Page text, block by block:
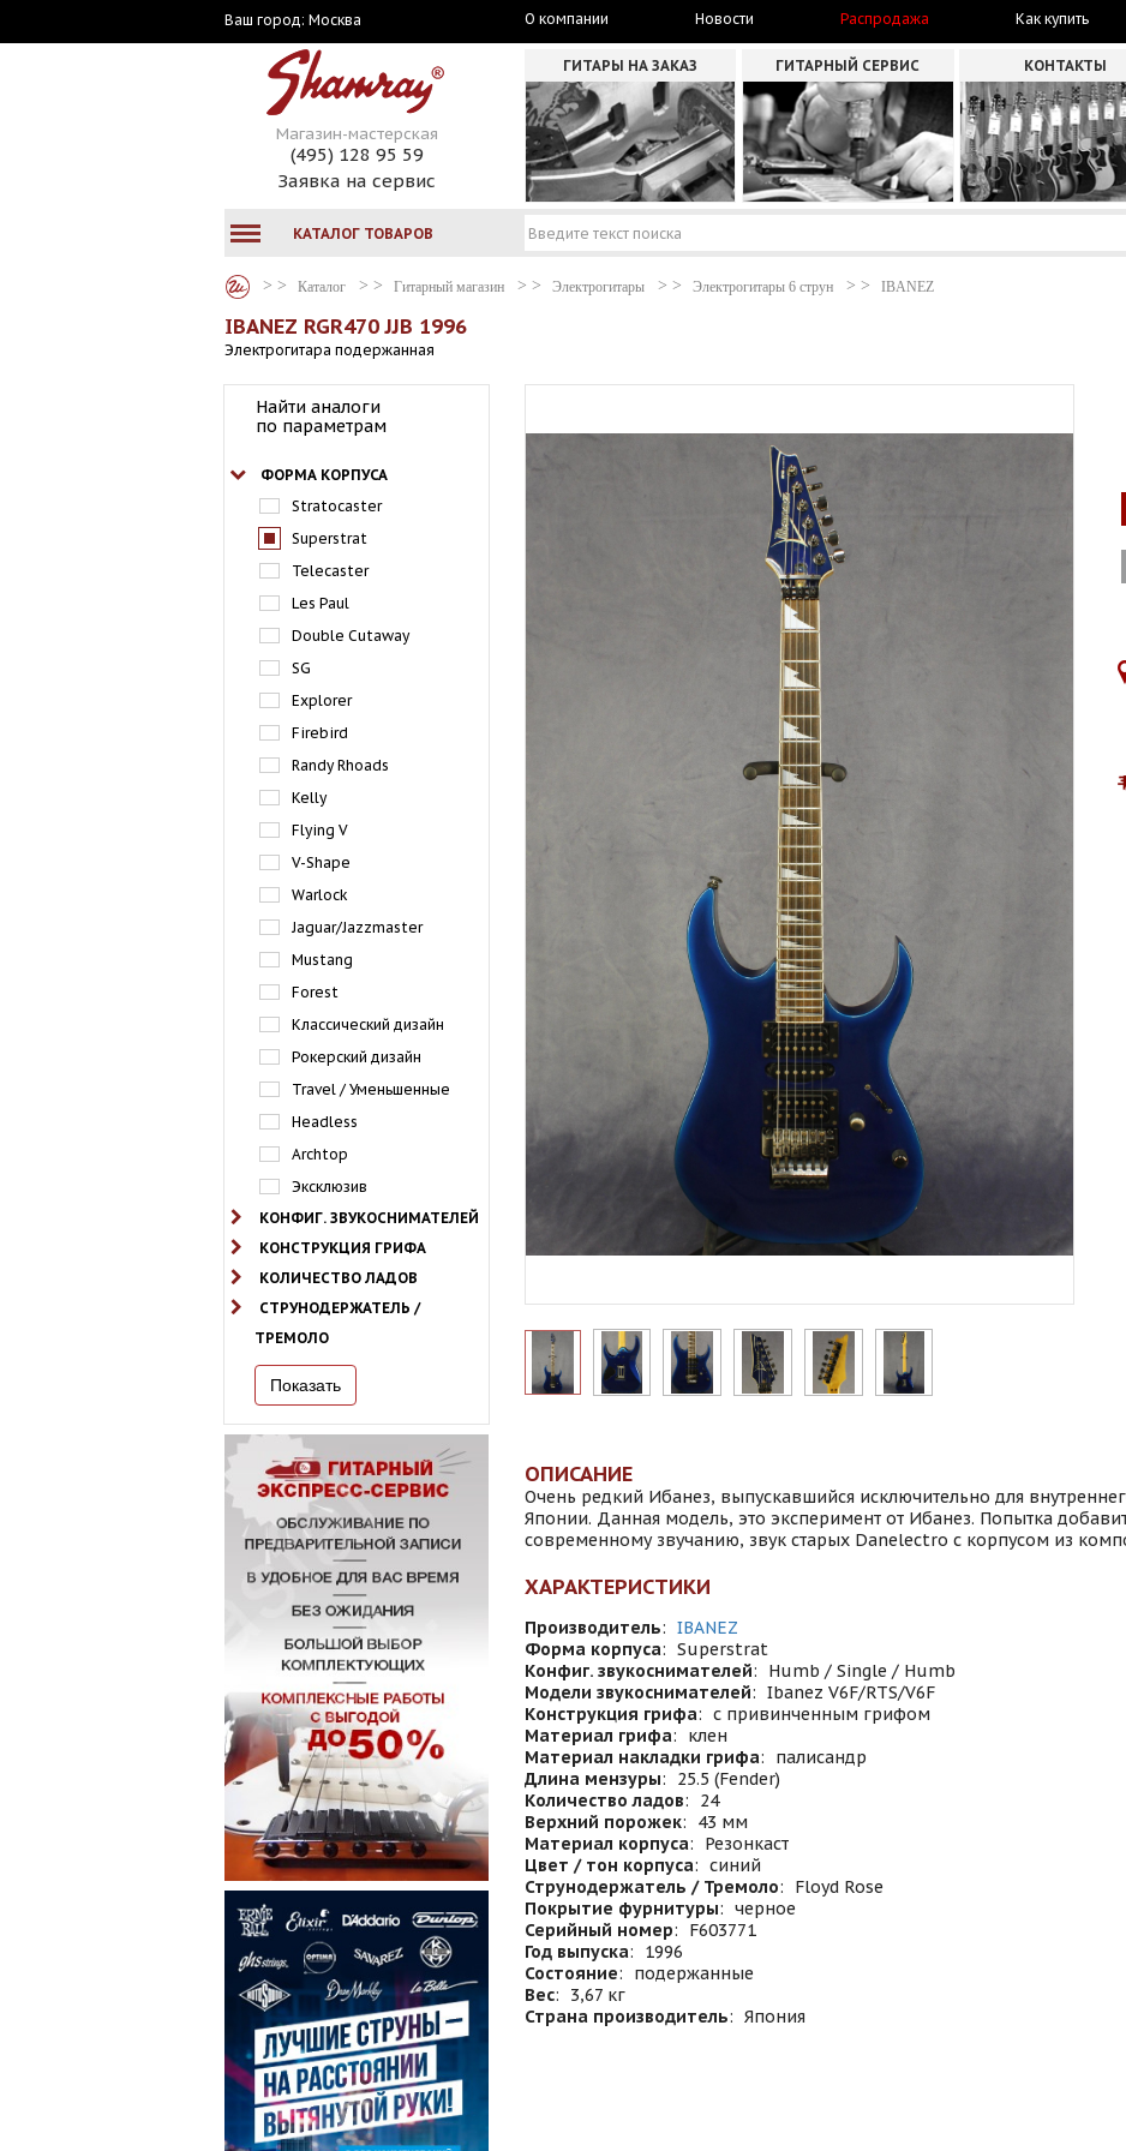
Ваш город: Москва О компании Новости Распродажа Как купить
Магазин-мастерская
(495) 128 95 59
Заявка на сервис
ГИТАРЫ НА ЗАКАЗ ГИТАРНЫЙ СЕРВИС КОНТАКТЫ
КАТАЛОГ ТОВАРОВ
Каталог Гитарный магазин Электрогитары Электрогитары 6 струн IBANEZ
IBANEZ RGR470 JJB 1996
Электрогитара подержанная
Найти аналоги
по параметрам
ФОРМА КОРПУСА
Stratocaster
Superstrat
Telecaster
Les Paul
Double Cutaway
SG
Explorer
Firebird
Randy Rhoads
Kelly
Flying V
V-Shape
Warlock
Jaguar/Jazzmaster
Mustang
Forest
Классический дизайн
Рокерский дизайн
Travel / Уменьшенные
Headless
Archtop
Эксклюзив
КОНФИГ. ЗВУКОСНИМАТЕЛЕЙ
КОНСТРУКЦИЯ ГРИФА
КОЛИЧЕСТВО ЛАДОВ
СТРУНОДЕРЖАТЕЛЬ /
ТРЕМОЛО
ОПИСАНИЕ
Очень редкий Ибанез, выпускавшийся исключительно для
Японии. Данная модель, это эксперимент от Ибанез. Попытка
современному звучанию, звук старых Danelectro с корпусом из
ХАРАКТЕРИСТИКИ
Производитель: IBANEZ
Форма корпуса: Superstrat
Конфиг. звукоснимателей:
Humb / Single / Humb
Модели звукоснимателей: Ibanez V6F/RTS/V6F
Конструкция грифа: с привинченным грифом
Материал грифа:
клен
Материал накладки грифа:
палисандр
Длина мензуры:
25.5 (Fender)
Количество ладов:
24
Верхний порожек:
43 мм
Материал корпуса:
Резонкаст
Цвет / тон корпуса: синий
Струнодержатель / Тремоло:
Floyd Rose
Покрытие фурнитуры: черное
Серийный номер:
F603771
Год выпуска:
1996
Состояние:
подержанные
Вес:
3,67 кг
Страна производитель: Япония